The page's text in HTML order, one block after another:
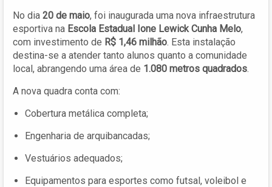
No dia 20 de maio, foi inaugurada uma nova infraestrutura
esportiva na Escola Estadual Ione Lewick Cunha Melo,
com investimento de R$ 1,46 milhão. Esta instalação
destina-se a atender tanto alunos quanto a comunidade
local, abrangendo uma área de 1.080 metros quadrados.
A nova quadra conta com:
Cobertura metálica completa;
Engenharia de arquibancadas;
Vestuários adequados;
Equipamentos para esportes como futsal, voleibol e